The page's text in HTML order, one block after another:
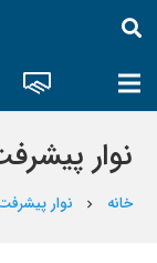
نوار
خانه chevron_right نوار